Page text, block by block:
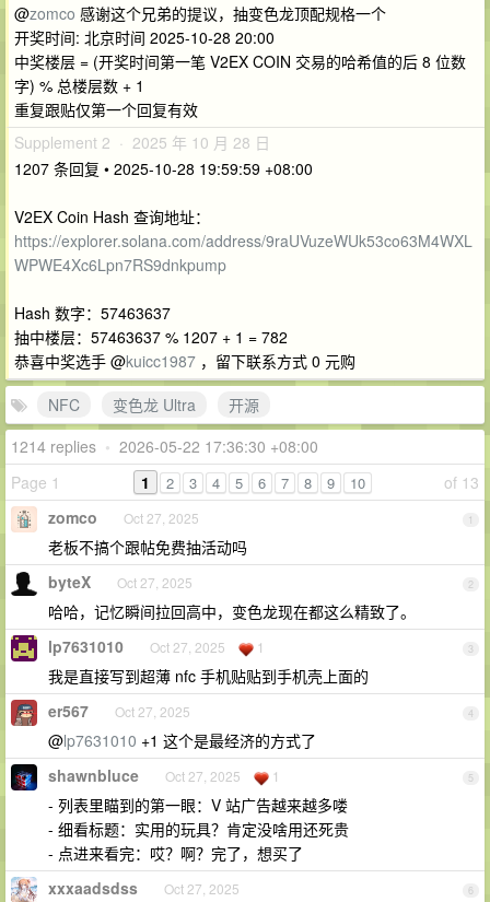
@zomco 感谢这个兄弟的提议，抽变色龙顶配规格一个
开奖时间: 北京时间 2025-10-28 20:00
中奖楼层 = (开奖时间第一笔 V2EX COIN 交易的哈希值的后 8 位数
字) % 总楼层数 + 1
重复跟贴仅第一个回复有效
Supplement 2 · 2025 年 10 月 28 日
1207 条回复 • 2025-10-28 19:59:59 +08:00
V2EX Coin Hash 查询地址：
https://explorer.solana.com/address/9raUVuzeWUk53co63M4WXL
WPWE4Xc6Lpn7RS9dnkpump
Hash 数字：57463637
抽中楼层：57463637 % 1207 + 1 = 782
恭喜中奖选手 @kuicc1987 ，留下联系方式 0 元购
NFC
变色龙 Ultra
开源
1214 replies • 2026-05-22 17:36:30 +08:00
Page 1
of 13
1 2 3 4 5 6 7 8 9 10
1
zomco Oct 27, 2025
老板不搞个跟帖免费抽活动吗
2
byteX Oct 27, 2025
哈哈，记忆瞬间拉回高中，变色龙现在都这么精致了。
3
lp7631010 Oct 27, 2025 1
我是直接写到超薄 nfc 手机贴贴到手机壳上面的
4
er567 Oct 27, 2025
@lp7631010 +1 这个是最经济的方式了
5
shawnbluce Oct 27, 2025 1
- 列表里瞄到的第一眼：V 站广告越来越多喽
- 细看标题：实用的玩具？肯定没啥用还死贵
- 点进来看完：哎？啊？完了，想买了
6
xxxaadsdss Oct 27, 2025